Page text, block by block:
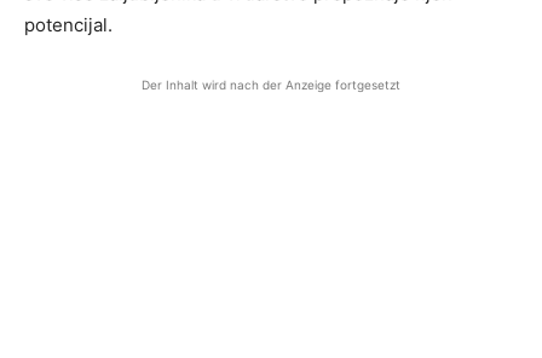
potencijal.
Der Inhalt wird nach der Anzeige fortgesetzt